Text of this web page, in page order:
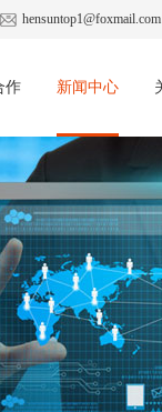
hensuntop1@foxmail.com
作 新闻中心